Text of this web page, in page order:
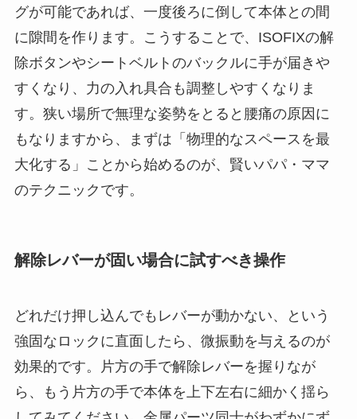
グが可能であれば、一度後ろに倒して本体との間
に隙間を作ります。こうすることで、ISOFIXの解
除ボタンやシートベルトのバックルに手が届きや
すくなり、力の入れ具合も調整しやすくなりま
す。狭い場所で無理な姿勢をとると腰痛の原因に
もなりますから、まずは「物理的なスペースを最
大化する」ことから始めるのが、賢いパパ・ママ
のテクニックです。
解除レバーが固い場合に試すべき操作
どれだけ押し込んでもレバーが動かない、という
強固なロックに直面したら、微振動を与えるのが
効果的です。片方の手で解除レバーを握りなが
ら、もう片方の手で本体を上下左右に細かく揺ら